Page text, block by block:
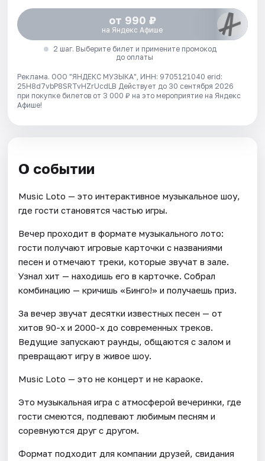
от 990 ₽
на Яндекс Афише
2 шаг. Выберите билет и примените промокод
до оплаты
Реклама. ООО "ЯНДЕКС МУЗЫКА", ИНН: 9705121040 erid:
25H8d7vbP8SRTvHZrUcdLB Действует до 30 сентября 2026
при покупке билетов от 3 000 ₽ на это мероприятие на Яндекс
Афише!
О событии
Music Loto — это интерактивное музыкальное шоу,
где гости становятся частью игры.
Вечер проходит в формате музыкального лото:
гости получают игровые карточки с названиями
песен и отмечают треки, которые звучат в зале.
Узнал хит — находишь его в карточке. Собрал
комбинацию — кричишь «Бинго!» и получаешь приз.
За вечер звучат десятки известных песен — от
хитов 90-х и 2000-х до современных треков.
Ведущие запускают раунды, общаются с залом и
превращают игру в живое шоу.
Music Loto — это не концерт и не караоке.
Это музыкальная игра с атмосферой вечеринки, где
гости смеются, подпевают любимым песням и
соревнуются друг с другом.
Формат подходит для компании друзей, свидания